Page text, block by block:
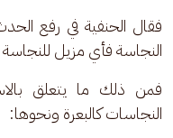
فقال الحنفية في رفع
النجاسة فأي مزيل
فمن ذلك ما يتعلق
النجاسات كالبعرة ونحوها: